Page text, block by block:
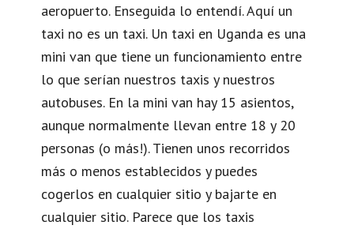
aeropuerto. Enseguida lo entendí. Aquí un
taxi no es un taxi. Un taxi en Uganda es una
mini van que tiene un funcionamiento entre
lo que serían nuestros taxis y nuestros
autobuses. En la mini van hay 15 asientos,
aunque normalmente llevan entre 18 y 20
personas (o más!). Tienen unos recorridos
más o menos establecidos y puedes
cogerlos en cualquier sitio y bajarte en
cualquier sitio. Parece que los taxis